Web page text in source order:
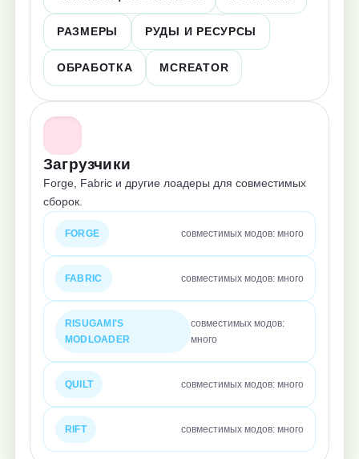
РАЗМЕРЫ РУДЫ И РЕСУРСЫ
ОБРАБОТКА MCREATOR
Загрузчики
Forge, Fabric и другие лоадеры для совместимых
сборок.
FORGE совместимых модов: много
FABRIC совместимых модов: много
RISUGAMI'S
MODLOADER
совместимых модов:
много
QUILT совместимых модов: много
RIFT совместимых модов: много